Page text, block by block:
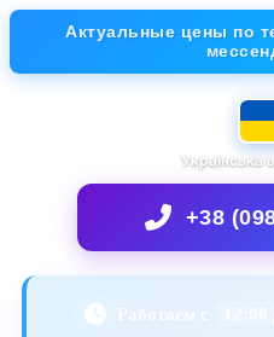
Актуальные цены по
Українська
+38
Работаем с